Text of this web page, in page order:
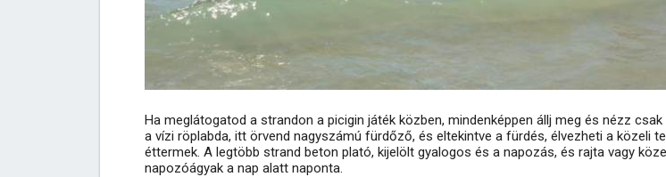
Ha meglátogatod a strandon a picigin játék közben, mindenképpen állj meg és nézz
a vízi röplabda, itt örvend nagyszámú fürdőző, és eltekintve a fürdés, élvezheti a közeli
éttermek. A legtöbb strand beton plató, kijelölt gyalogos és a napozás, és rajta vagy
napozóágyak a nap alatt naponta.